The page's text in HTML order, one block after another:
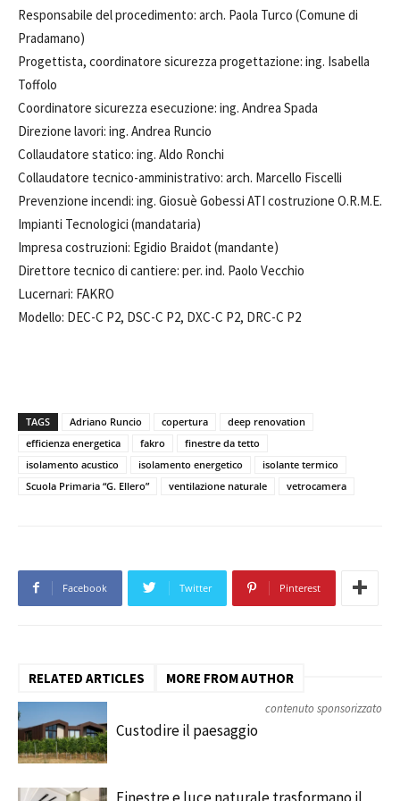
Responsabile del procedimento: arch. Paola Turco (Comune di
Pradamano)
Progettista, coordinatore sicurezza progettazione: ing. Isabella
Toffolo
Coordinatore sicurezza esecuzione: ing. Andrea Spada
Direzione lavori: ing. Andrea Runcio
Collaudatore statico: ing. Aldo Ronchi
Collaudatore tecnico-amministrativo: arch. Marcello Fiscelli
Prevenzione incendi: ing. Giosuè Gobessi ATI costruzione O.R.M.E.
Impianti Tecnologici (mandataria)
Impresa costruzioni: Egidio Braidot (mandante)
Direttore tecnico di cantiere: per. ind. Paolo Vecchio
Lucernari: FAKRO
Modello: DEC-C P2, DSC-C P2, DXC-C P2, DRC-C P2
TAGS Adriano Runcio copertura
deep renovation
efficienza energetica
fakro
finestre da tetto
isolamento acustico
isolamento energetico
isolante termico
Scuola Primaria “G. Ellero”
ventilazione naturale vetrocamera
Facebook Twitter Pinterest
RELATED ARTICLES MORE FROM AUTHOR
contenuto sponsorizzato
Custodire il paesaggio